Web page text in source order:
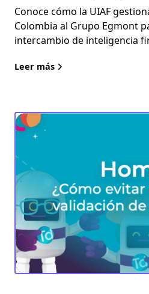
Conoce cómo la UIAF
Colombia al Grupo Egmont
intercambio de inteligencia
Leer más